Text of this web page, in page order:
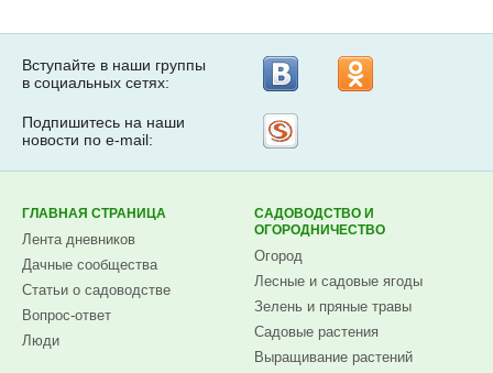
Вступайте в наши группы
в социальных сетях:
Подпишитесь на наши
новости по e-mail:
ГЛАВНАЯ СТРАНИЦА
Лента дневников
Дачные сообщества
Статьи о садоводстве
Вопрос-ответ
Люди
САДОВОДСТВО И
ОГОРОДНИЧЕСТВО
Огород
Лесные и садовые ягоды
Зелень и пряные травы
Садовые растения
Выращивание растений